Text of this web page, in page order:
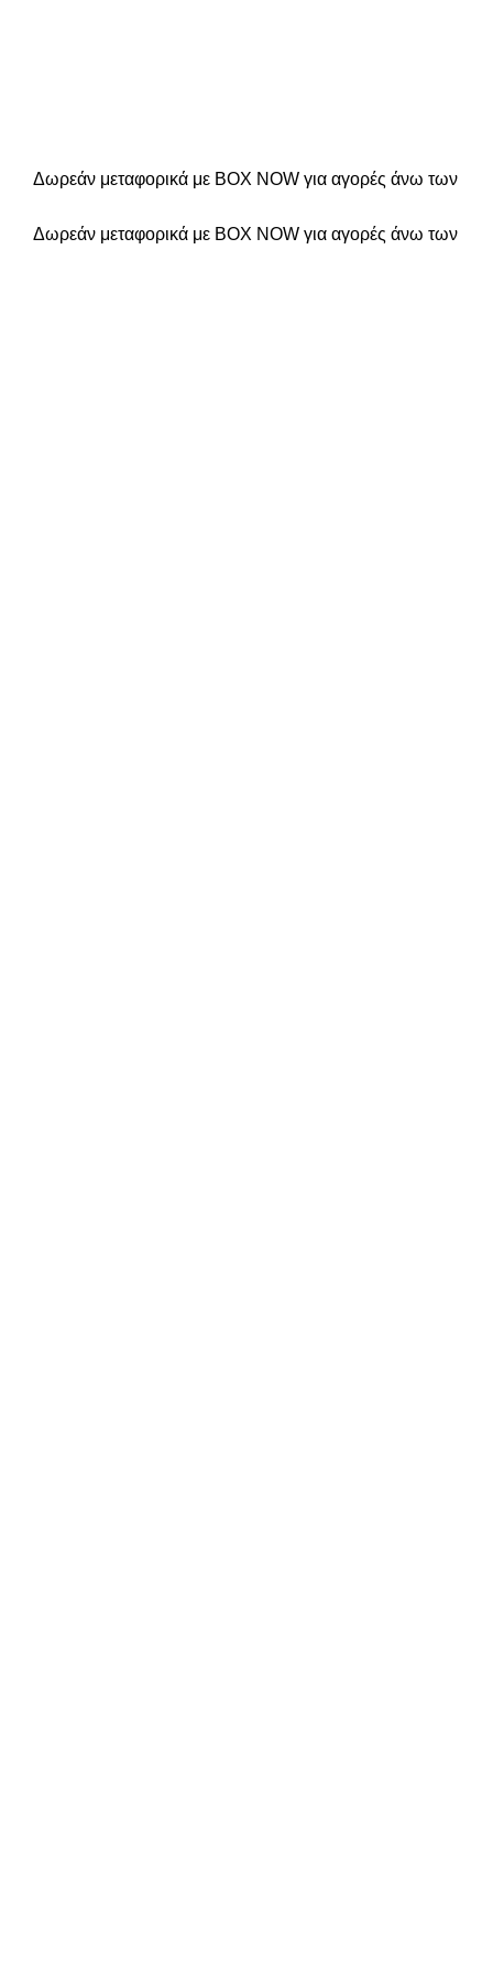
Δωρεάν μεταφορικά με BOX NOW για αγορές άνω των
Δωρεάν μεταφορικά με BOX NOW για αγορές άνω των